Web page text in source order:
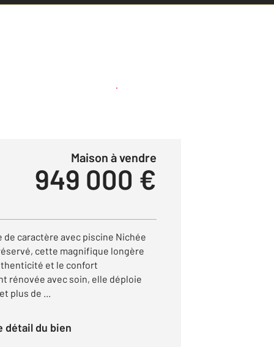
Créer une alerte
Maison à vendre
949 000 €
caractère avec piscine Nichée
cette magnifique longère
et le confort
rénovée avec soin, elle déploie
plus de ...
détail du bien